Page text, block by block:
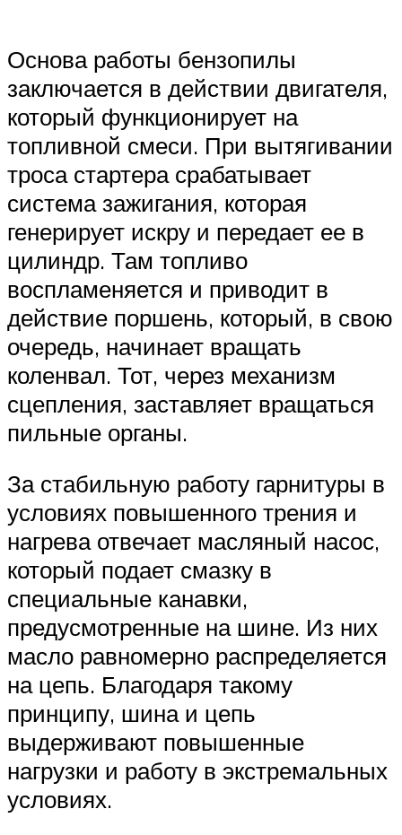
Основа работы бензопилы
заключается в действии двигателя,
который функционирует на
топливной смеси. При вытягивании
троса стартера срабатывает
система зажигания, которая
генерирует искру и передает ее в
цилиндр. Там топливо
воспламеняется и приводит в
действие поршень, который, в свою
очередь, начинает вращать
коленвал. Тот, через механизм
сцепления, заставляет вращаться
пильные органы.
За стабильную работу гарнитуры в
условиях повышенного трения и
нагрева отвечает масляный насос,
который подает смазку в
специальные канавки,
предусмотренные на шине. Из них
масло равномерно распределяется
на цепь. Благодаря такому
принципу, шина и цепь
выдерживают повышенные
нагрузки и работу в экстремальных
условиях.